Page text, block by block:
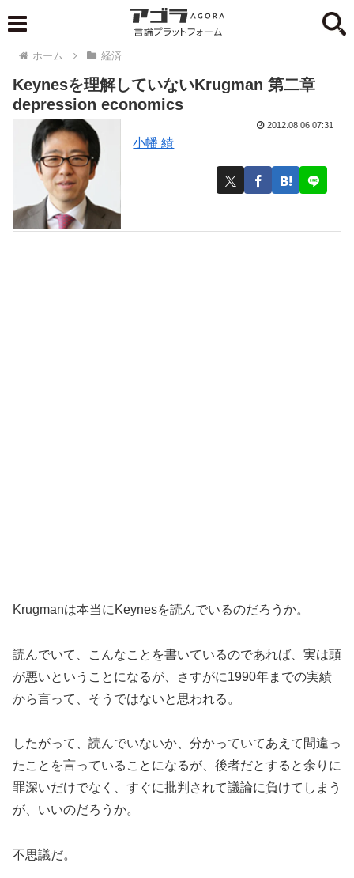
ホーム 経済
Keynesを理解していないKrugman 第二章
depression economics
小幡 績
2012.08.06 07:31
Krugmanは本当にKeynesを読んでいるのだろうか。
読んでいて、こんなことを書いているのであれば、実は頭
が悪いということになるが、さすがに1990年までの実績
から言って、そうではないと思われる。
したがって、読んでいないか、分かっていてあえて間違っ
たことを言っていることになるが、後者だとすると余りに
罪深いだけでなく、すぐに批判されて議論に負けてしまう
が、いいのだろうか。
不思議だ。